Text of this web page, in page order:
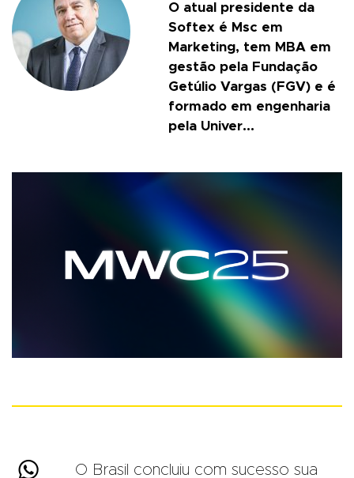
O atual presidente da
Softex é Msc em
Marketing, tem MBA em
gestão pela Fundação
Getúlio Vargas (FGV) e é
formado em engenharia
pela Univer...

O Brasil concluiu com sucesso sua